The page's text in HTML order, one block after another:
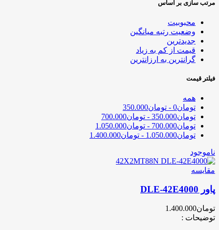
مرتب سازی بر اساس
محبوبیت
وضعیت رتبه میانگین
جدیدترین
قیمت از کم به زیاد
گرانترین به ارزانترین
فیلتر قیمت
همه
تومان0
- تومان350.000
تومان350.000
- تومان700.000
تومان700.000
- تومان1.050.000
تومان1.050.000
- تومان1.400.000
ناموجود
مقایسه
پاور DLE-42E4000
تومان1.400.000
توضیحات :